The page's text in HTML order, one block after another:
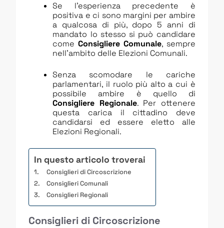
Se l’esperienza precedente è
positiva e ci sono margini per ambire
a qualcosa di più, dopo 5 anni di
mandato lo stesso si può candidare
comeConsigliere Comunale, sempre
nell’ambito delle Elezioni Comunali.
Senza scomodare le cariche
parlamentari, il ruolo più alto a cui è
possibile ambire è quello di
Consigliere Regionale. Per ottenere
questa carica il cittadino deve
candidarsi ed essere eletto alle
Elezioni Regionali.
In questo articolo troverai
Consiglieri di Circoscrizione
Consiglieri Comunali
Consiglieri Regionali
Consiglieri di Circoscrizione